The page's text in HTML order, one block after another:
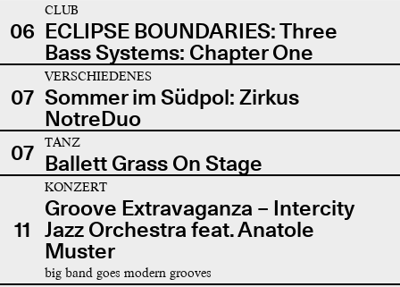
06
CLUB
ECLIPSE BOUNDARIES: Three
Bass Systems: Chapter One
07
VERSCHIEDENES
Sommer im Südpol: Zirkus
NotreDuo
07
TANZ
Ballett Grass On Stage
11
KONZERT
Groove Extravaganza – Intercity
Jazz Orchestra feat. Anatole
Muster
big band goes modern grooves